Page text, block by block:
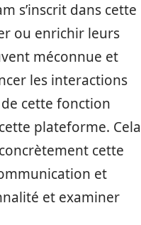
s’inscrit dans cette
ou enrichir leurs
méconnue et
les interactions
cette fonction
plateforme. Cela
cette
et
et examiner